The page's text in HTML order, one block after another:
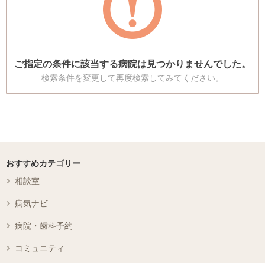
ご指定の条件に該当する病院は見つかりませんでした。
検索条件を変更して再度検索してみてください。
おすすめカテゴリー
相談室
病気ナビ
病院・歯科予約
コミュニティ